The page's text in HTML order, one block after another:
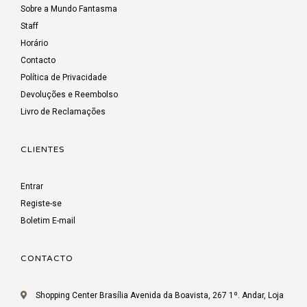
Sobre a Mundo Fantasma
Staff
Horário
Contacto
Política de Privacidade
Devoluções e Reembolso
Livro de Reclamações
CLIENTES
Entrar
Registe-se
Boletim E-mail
CONTACTO
Shopping Center Brasília Avenida da Boavista, 267 1º. Andar, Loja